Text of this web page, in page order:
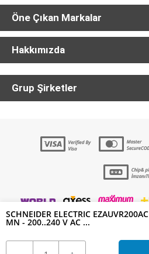
SCHNEIDER ELECTRIC EZAUVR200AC
MN - 200..240 V AC ...
Öne Çıkan Markalar
Hakkımızda
Grup Şirketler